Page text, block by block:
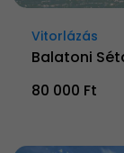
Vitorlázás
Balatoni
80 000 Ft